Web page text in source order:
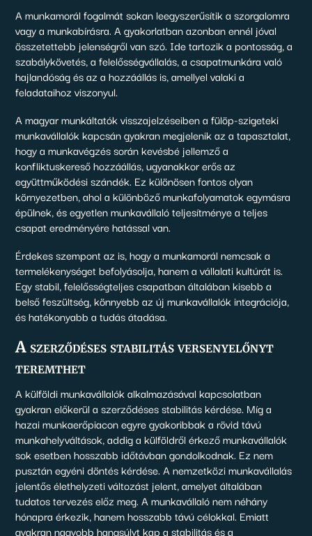
A munkamorál fogalmát sokan leegyszerűsítik a szorgalomra
vagy a munkabírásra. A gyakorlatban azonban ennél jóval
összetettebb jelenségről van szó. Ide tartozik a pontosság, a
szabálykövetés, a felelősségvállalás, a csapatmunkára való
hajlandóság és az a hozzáállás is, amellyel valaki a
feladataihoz viszonyul.
A magyar munkáltatók visszajelzéseiben a fülöp-szigeteki
munkavállalók kapcsán gyakran megjelenik az a tapasztalat,
hogy a munkavégzés során kevésbé jellemző a
konfliktuskereső hozzáállás, ugyanakkor erős az
együttműködési szándék. Ez különösen fontos olyan
környezetben, ahol a különböző munkafolyamatok egymásra
épülnek, és egyetlen munkavállaló teljesítménye a teljes
csapat eredményére hatással van.
Érdekes szempont az is, hogy a munkamorál nemcsak a
termelékenységet befolyásolja, hanem a vállalati kultúrát is.
Egy stabil, felelősségteljes csapatban általában kisebb a
belső feszültség, könnyebb az új munkavállalók integrációja,
és hatékonyabb a tudás átadása.
A szerződéses stabilitás versenyelőnyt
teremthet
A külföldi munkavállalók alkalmazásával kapcsolatban
gyakran előkerül a szerződéses stabilitás kérdése. Míg a
hazai munkaerőpiacon egyre gyakoribbak a rövid távú
munkahelyváltások, addig a külföldről érkező munkavállalók
sok esetben hosszabb időtávban gondolkodnak. Ez nem
pusztán egyéni döntés kérdése. A nemzetközi munkavállalás
jelentős élethelyzeti változást jelent, amelyet általában
tudatos tervezés előz meg. A munkavállaló nem néhány
hónapra érkezik, hanem hosszabb távú célokkal. Emiatt
gyakran nagyobb hangsúlyt kap a stabilitás és a